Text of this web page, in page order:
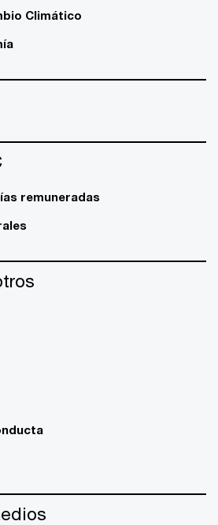
Climático
remuneradas